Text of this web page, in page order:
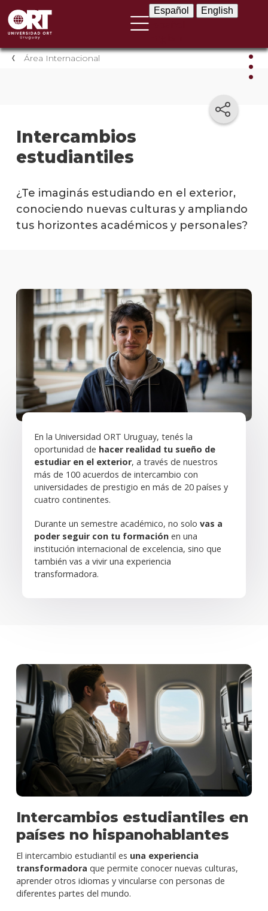
Español English
Área Internacional
Intercambios
estudiantiles
de
¿Te imaginás estudiando en el exterior,
conociendo nuevas culturas y ampliando
tus horizontes académicos y personales?
En la Universidad ORT Uruguay, tenés la
oportunidad de hacer realidad tu sueño de
estudiar en el exterior, a través de nuestros
más de 100 acuerdos de intercambio con
universidades de prestigio en más de 20 países y
cuatro continentes.
Durante un semestre académico, no solo vas a
poder seguir con tu formaciónen una
institución internacional de excelencia, sino que
también vas a vivir una experiencia
transformadora.
Intercambios estudiantiles en
países no hispanohablantes
El intercambio estudiantil es una experiencia
transformadora que permite conocer nuevas culturas,
aprender otros idiomas y vincularse con personas de
diferentes partes del mundo.